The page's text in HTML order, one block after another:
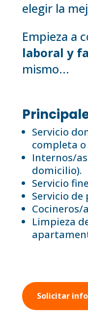
elegir la
Empieza a
laboral y
mismo...
Servicio
completa
Internos/
domicilio).
Servicio
Servicio de
Cocineros/
Limpieza
Solicitar